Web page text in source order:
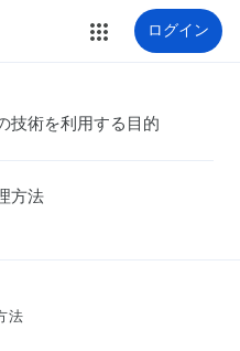
ログイン
術を利用する目的
方法
法